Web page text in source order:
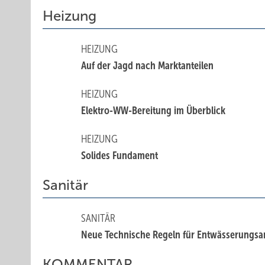
Heizung
HEIZUNG
Auf der Jagd nach Marktanteilen
HEIZUNG
Elektro-WW-Bereitung im Überblick
HEIZUNG
Solides Fundament
Sanitär
SANITÄR
Neue Technische Regeln für